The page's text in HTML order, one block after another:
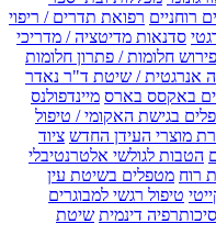
רוחניים רפואת תדרים / ריפוי
סדנאות מדיטציה / מדריכי
פירוש חלומות / פתרון חלומות
אנרגטית / שיטת ד"ר נאדר
באקסס בארס מיינדפולנס
בגישת האקומי / טיפול
מוצרי העידן החדש ציוד
הטבות לגולשי אלטרנטיבלי
רוח מטפלים בשיטת עין
טיפול רגשי למבוגרים
דינמית שיטת